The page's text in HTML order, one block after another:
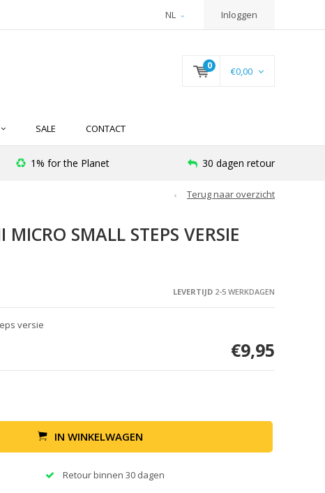
NL Inloggen
0 €0,00
SALE CONTACT
1% for the Planet 30 dagen retour
Terug naar overzicht
SMALL STEPS VERSIE
LEVERTIJD2-5 WERKDAGEN
versie
€9,95
IN WINKELWAGEN
Retour binnen 30 dagen